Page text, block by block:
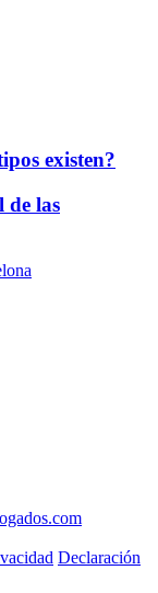
existen?
de las
Declaración